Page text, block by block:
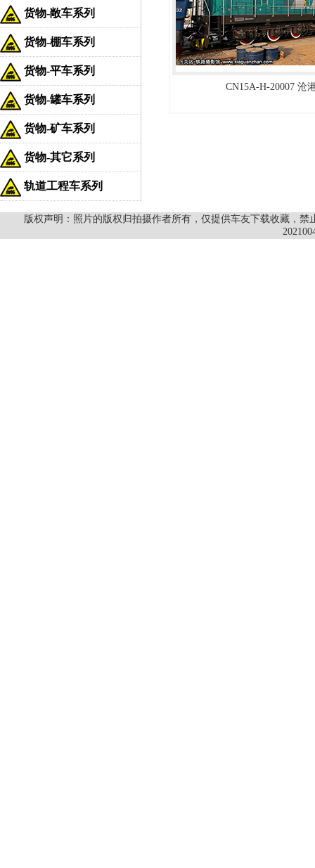
货物-敞车系列
货物-棚车系列
货物-平车系列
货物-罐车系列
货物-矿车系列
货物-其它系列
轨道工程车系列
CN15A-H-20007 沧
版权声明：照片的版权归拍摄作者所有，仅提供车友下载收藏，